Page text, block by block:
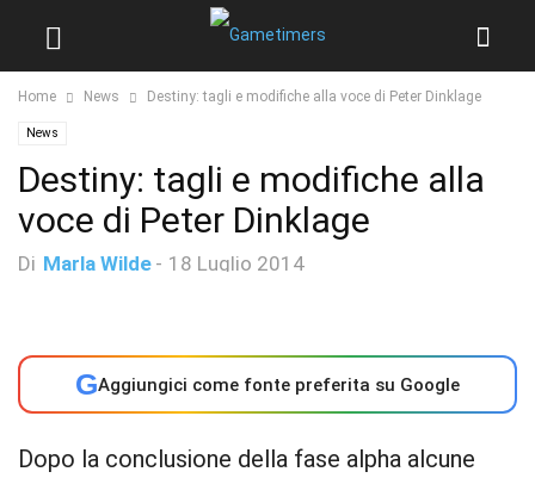
Home News Destiny: tagli e modifiche alla voce di Peter Dinklage
News
Destiny: tagli e modifiche alla
voce di Peter Dinklage
Di Marla Wilde - 18 Luglio 2014
GAggiungici come fonte preferita su Google
Dopo la conclusione della fase alpha alcune